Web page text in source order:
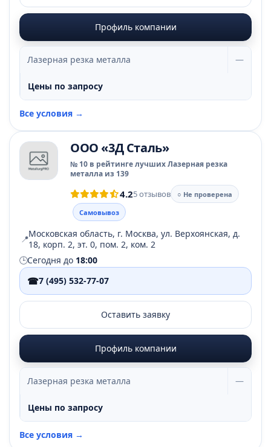
Профиль компании
Лазерная резка металла —
Цены по запросу
Все условия →
ООО «3Д Сталь»
№ 10 в рейтинге лучших Лазерная резка
металла из 139
4.25 отзывов
○ Не проверена
Самовывоз
📍Московская область, г. Москва, ул. Верхоянская, д.
18, корп. 2, эт. 0, пом. 2, ком. 2
🕒Сегодня до 18:00
☎7 (495) 532-77-07
Оставить заявку
Профиль компании
Лазерная резка металла —
Цены по запросу
Все условия →